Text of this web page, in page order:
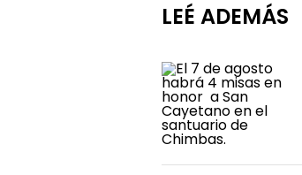
LEÉ ADEMÁS